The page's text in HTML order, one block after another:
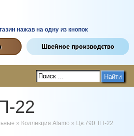
нажав на одну из кнопок
Швейное производство
Найти
22
» Коллекция Alamo » Цв.790 ТП-22